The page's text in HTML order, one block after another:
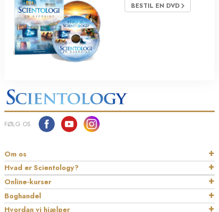
BESTIL EN DVD
FØLG OS
Om os
Hvad er Scientology?
Online-kurser
Boghandel
Hvordan vi hjælper